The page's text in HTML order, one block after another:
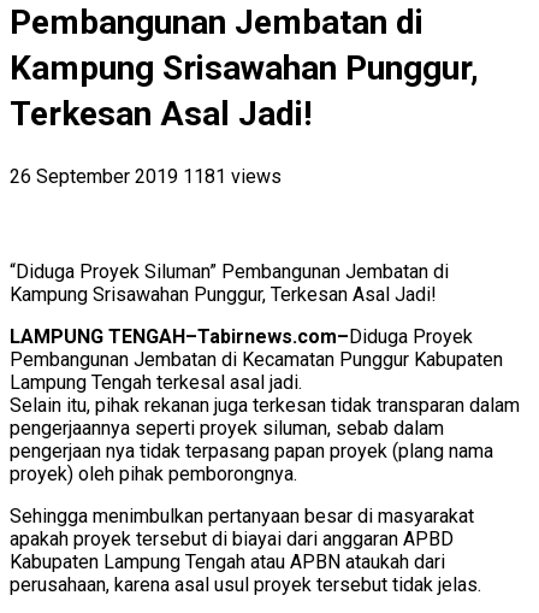
Pembangunan Jembatan di
Kampung Srisawahan Punggur,
Terkesan Asal Jadi!
26 September 2019 1181 views
“Diduga Proyek Siluman” Pembangunan Jembatan di
Kampung Srisawahan Punggur, Terkesan Asal Jadi!
LAMPUNG TENGAH–Tabirnews.com–Diduga Proyek
Pembangunan Jembatan di Kecamatan Punggur Kabupaten
Lampung Tengah terkesal asal jadi.
Selain itu, pihak rekanan juga terkesan tidak transparan dalam
pengerjaannya seperti proyek siluman, sebab dalam
pengerjaan nya tidak terpasang papan proyek (plang nama
proyek) oleh pihak pemborongnya.
Sehingga menimbulkan pertanyaan besar di masyarakat
apakah proyek tersebut di biayai dari anggaran APBD
Kabupaten Lampung Tengah atau APBN ataukah dari
perusahaan, karena asal usul proyek tersebut tidak jelas.